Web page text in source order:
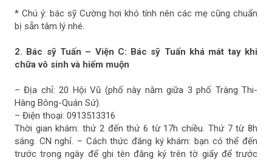
* Chú ý: bác sỹ Cường hơi khó tính nên các mẹ cũng chuẩn
bị sẵn tâm lý nhé.
2. Bác sỹ Tuấn – Viện C: Bác sỹ Tuấn khá mát tay khi
chữa vô sinh và hiếm muộn
– Địa chỉ: 20 Hội Vũ (phố này nằm giữa 3 phố Tràng Thi-
Hàng Bông-Quán Sứ).
– Điện thoại: 0913513316
Thời gian khám: thứ 2 đến thứ 6 từ 17h chiều. Thứ 7 từ 8h
sáng. CN nghỉ. – Cách thức đăng ký khám: bạn có thể đến
trước trong ngày để ghi tên đăng ký trên tờ giấy để trước